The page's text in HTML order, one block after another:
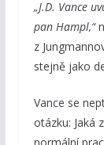
„J.D. Vance
pan Hampl,“
z
stejně jako
Vance se
otázku: Jaká